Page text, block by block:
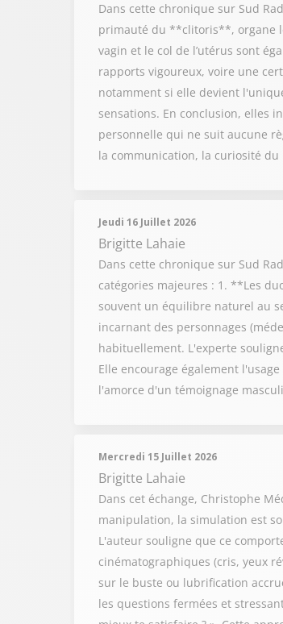
Dans cette chronique sur Sud
primauté du **clitoris**, organe
vagin et le col de l’utérus sont
rapports vigoureux, voire une
notamment si elle devient
sensations. En conclusion, elles
personnelle qui ne suit aucune
la communication, la curiosité
Jeudi 16 Juillet 2026
Brigitte Lahaie
Dans cette chronique sur Sud
catégories majeures : 1. **Les
souvent un équilibre naturel au
incarnant des personnages
habituellement. L'experte
Elle encourage également
l'amorce d'un témoignage
Mercredi 15 Juillet 2026
Brigitte Lahaie
Dans cet échange, Christophe
manipulation, la simulation est
L'auteur souligne que ce
cinématographiques (cris, yeux
sur le buste ou lubrification
les questions fermées et